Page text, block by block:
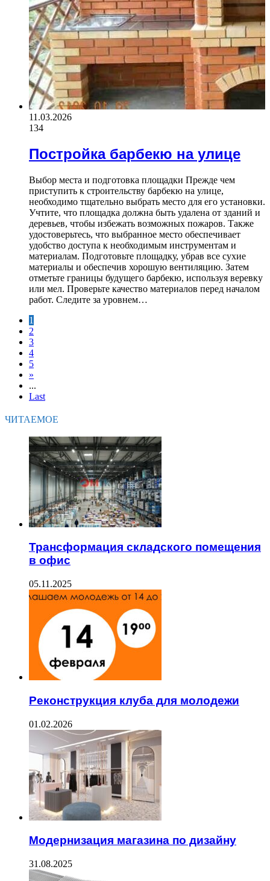
11.03.2026
134
Постройка барбекю на улице
Выбор места и подготовка площадки Прежде чем
приступить к строительству барбекю на улице,
необходимо тщательно выбрать место для его установки.
Учтите, что площадка должна быть удалена от зданий и
деревьев, чтобы избежать возможных пожаров. Также
удостоверьтесь, что выбранное место обеспечивает
удобство доступа к необходимым инструментам и
материалам. Подготовьте площадку, убрав все сухие
материалы и обеспечив хорошую вентиляцию. Затем
отметьте границы будущего барбекю, используя веревку
или мел. Проверьте качество материалов перед началом
работ. Следите за уровнем…
1
2
3
4
5
»
...
Last
ЧИТАЕМОЕ
Трансформация складского помещения
в офис
05.11.2025
Реконструкция клуба для молодежи
01.02.2026
Модернизация магазина по дизайну
31.08.2025